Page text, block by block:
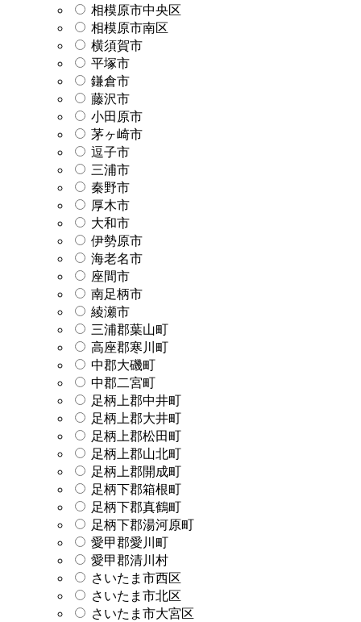
相模原市中央区
相模原市南区
横須賀市
平塚市
鎌倉市
藤沢市
小田原市
茅ヶ崎市
逗子市
三浦市
秦野市
厚木市
大和市
伊勢原市
海老名市
座間市
南足柄市
綾瀬市
三浦郡葉山町
高座郡寒川町
中郡大磯町
中郡二宮町
足柄上郡中井町
足柄上郡大井町
足柄上郡松田町
足柄上郡山北町
足柄上郡開成町
足柄下郡箱根町
足柄下郡真鶴町
足柄下郡湯河原町
愛甲郡愛川町
愛甲郡清川村
さいたま市西区
さいたま市北区
さいたま市大宮区